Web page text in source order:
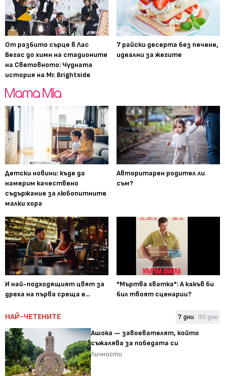
От разбито сърце в Лас
Вегас до химн на стадионите
на Световното: Чудната
история на Mr. Brightside
7 райски десерта без печене,
идеални за жегите
Детски новини: къде да
намерим качествено
съдържание за любопитните
малки хора
Авторитарен родител ли
съм?
И най-подходящият цвят за
дреха на първа среща е...
"Мъртва хватка": А какъв би
бил твоят сценарии?
НАЙ-ЧЕТЕНИТЕ 7 дни 30 дни
Ашока — завоевателят, който
съжалява за победата си
Личности